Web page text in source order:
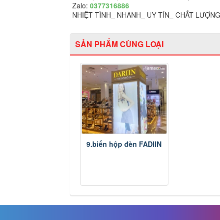
Zalo: 0377316886
NHIỆT TÌNH_ NHANH_ UY TÍN_ CHẤT LƯỢNG
SẢN PHẨM CÙNG LOẠI
9.biển hộp đèn FADIIN